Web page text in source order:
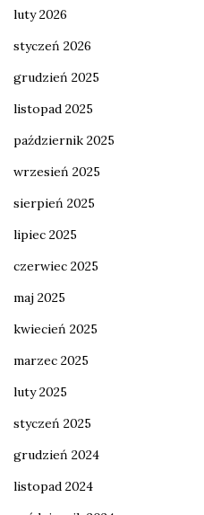
luty 2026
styczeń 2026
grudzień 2025
listopad 2025
październik 2025
wrzesień 2025
sierpień 2025
lipiec 2025
czerwiec 2025
maj 2025
kwiecień 2025
marzec 2025
luty 2025
styczeń 2025
grudzień 2024
listopad 2024